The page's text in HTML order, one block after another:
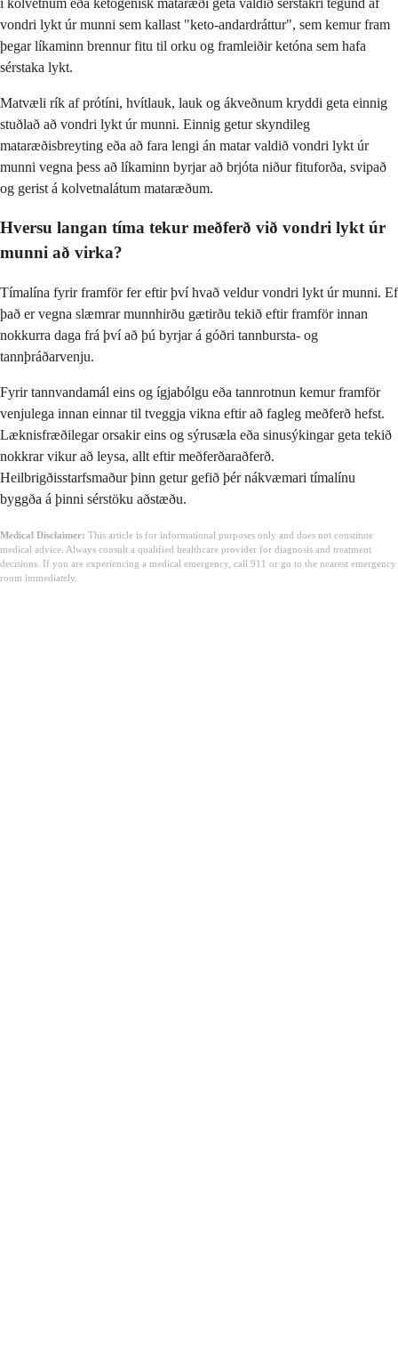
vondri lykt úr munni sem kallast "keto-andardráttur", sem kemur fram
þegar líkaminn brennur fitu til orku og framleiðir ketóna sem hafa
sérstaka lykt.
Matvæli rík af prótíni, hvítlauk, lauk og ákveðnum kryddi geta einnig
stuðlað að vondri lykt úr munni. Einnig getur skyndileg
mataræðisbreyting eða að fara lengi án matar valdið vondri lykt úr
munni vegna þess að líkaminn byrjar að brjóta niður fituforða, svipað
og gerist á kolvetnalátum mataræðum.
Hversu langan tíma tekur meðferð við vondri lykt úr
munni að virka?
Tímalína fyrir framför fer eftir því hvað veldur vondri lykt úr munni. Ef
það er vegna slæmrar munnhirðu gætirðu tekið eftir framför innan
nokkurra daga frá því að þú byrjar á góðri tannbursta- og
tannþráðarvenju.
Fyrir tannvandamál eins og ígjabólgu eða tannrotnun kemur framför
venjulega innan einnar til tveggja vikna eftir að fagleg meðferð hefst.
Læknisfræðilegar orsakir eins og sýrusæla eða sinusýkingar geta tekið
nokkrar vikur að leysa, allt eftir meðferðaraðferð.
Heilbrigðisstarfsmaður þinn getur gefið þér nákvæmari tímalínu
byggða á þinni sérstöku aðstæðu.
Medical Disclaimer: This article is for informational purposes only and does not constitute
medical advice. Always consult a qualified healthcare provider for diagnosis and treatment
decisions. If you are experiencing a medical emergency, call 911 or go to the nearest emergency
room immediately.